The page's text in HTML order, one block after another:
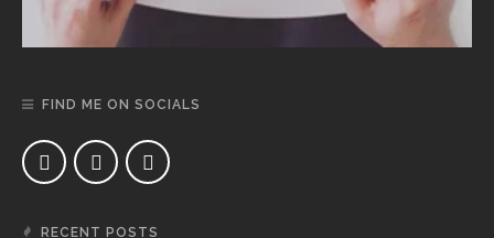
FIND ME ON SOCIALS
RECENT POSTS